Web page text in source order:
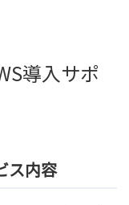
導入サポ
ス内容